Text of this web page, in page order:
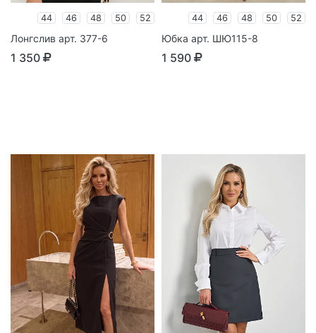
44 46 48 50 52
Лонгслив арт. 377-6
1 350
44 46 48 50 52
Юбка арт. ШЮ115-8
1 590